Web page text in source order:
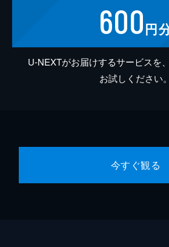
600円
U-NEXTがお届けするサービスを
お試しください。
今すぐ観る